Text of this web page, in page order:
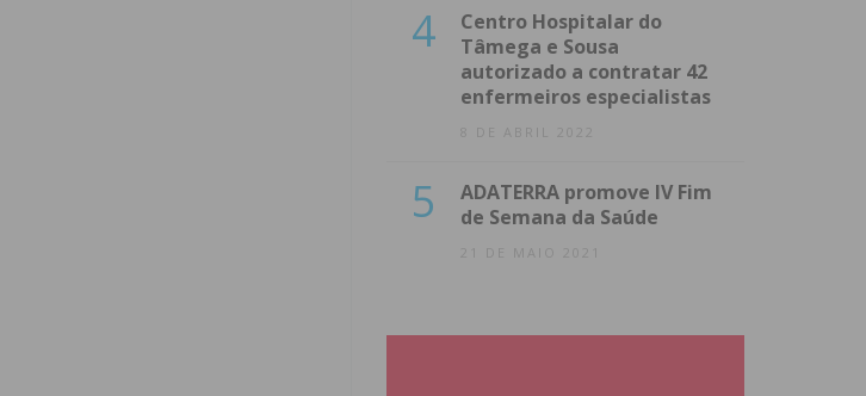
4
Centro Hospitalar do
Tâmega e Sousa
autorizado a contratar 42
enfermeiros especialistas
8 DE ABRIL 2022
5
ADATERRA promove IV Fim
de Semana da Saúde
21 DE MAIO 2021